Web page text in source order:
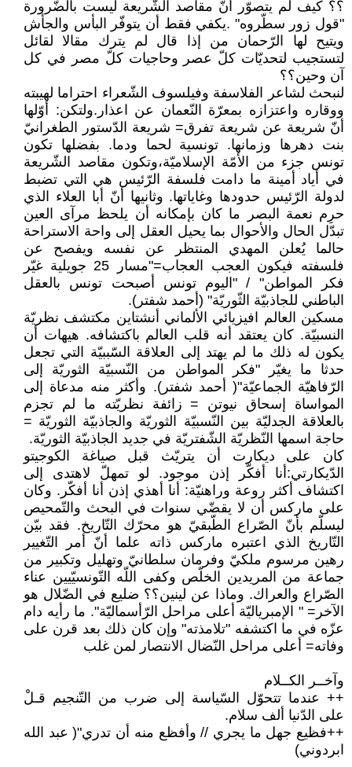
؟؟ كيف لم يتصوّر أنّ مقاصد الشّريعة ليست بالضّرورة
"قول زور سطّروه" .يكفي فقط أن يتوفّر البأس والجأش
ويتيح لها الرّحمان من إذا قال لم يترك مقالا لقائل
لتستجيب لتحديّات كلّ عصر وحاجيات كلّ مصر في كل
آن وحين؟؟
لنبحث لشاعر الفلاسفة وفيلسوف الشّعراء احتراما لهيبته
ووقاره واعتزازه بمعرّة النّعمان عن اعذار.ولتكن: أوّلها
أنّ شريعة عن شريعة تفرق= شريعة الدّستور الطغرانيّ
بنت دهرها وزمانها. تونسية لحما ودما. بفضلها تكون
تونس جزء من الأمّة الإسلاميّة،وتكون مقاصد الشّريعة
في أياد أمينة ما دامت فلسفة الرّئيس هي التي تضبط
لدولة الرّئيس حدودها وغاياتها. وثانيها أنّ أبا العلاء الذي
حرِم نعمة البصر ما كان بإمكانه أن يلحظ مرآى العين
تبدّل الحال والأحوال بما يحيل العقل إلى واحة الاستراحة
حالما يُعلن المهدي المنتظر عن نفسه ويفصح عن
فلسفته فيكون العجب العجاب="مسار 25 جويلية غيّر
فكر المواطن" / "اليوم تونس أصبحت تونس بالعقل
الباطني للجاذبيّة الثّوريّة" (أحمد شفتر).
مسكين العالم افيزيائي الألماني أنشتاين مكتشف نظريّة
النسبيّة. كان يعتقد أنه قلب العالم باكتشافه. هيهات أن
يكون له ذلك ما لم يهتد إلى العلاقة السّببيّة التي تجعل
حدثا ما يغيّر "فكر المواطن من النّسبيّة الثوريّة إلى
الرّفاهيّة الجماعيّة"( أحمد شفتر). وأكثر منه مدعاة إلى
المواساة إسحاق نيوتن = زائفة نظريّته ما لم تجزم
بالعلاقة الجدليّة بين النّسبيّة الثوريّة والجاذبيّة الثوريّة =
حاجة اسمها النّظريّة الشّفتريّة في جديد الجاذبيّة الثوريّة.
كان على ديكارت أن يتريّث قبل صياغة الكوجيتو
الدّيكارتي:أنا أفكّر إذن موجود. لو تمهلّ لاهتدى إلى
اكتشاف أكثر روعة وراهنيّة: أنا أهذي إذن أنا أفكّر. وكان
على ماركس أن لا يقضّي سنوات في البحث والتّمحيص
ليسلّم بأنّ الصّراع الطّبقيّ هو محرّك التّاريخ. فقد بيّن
التّاريخ الذي اعتبره ماركس ذاته علما أنّ أمر التّغيير
رهين مرسوم ملكيّ وفرمان سلطانيّ وتهليل وتكبير من
جماعة من المريدين الخلّص وكفى اللّه التّونسيّيين عناء
الصّراع والعراك. وماذا عن لينين؟؟ ضليع في الضّلال هو
الآخر= " الإمبرياليّة أعلى مراحل الرّأسماليّة". ما رأيه دام
عزّه في ما اكتشفه "تلامذته" وإن كان ذلك بعد قرن على
وفاته= أعلى مراحل النّضال الانتصار لمن غلب
وآخــر الكــلام
++ عندما تتحوّل السّياسة إلى ضرب من التّنجيم قـلْ
على الدّنيا ألف سلام.
++فظيع جهل ما يجري // وأفظع منه أن تدري"( عبد الله
ابردوني)